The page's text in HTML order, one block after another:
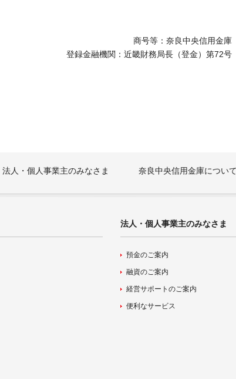
商号等：奈良中央信用金庫
登録金融機関：近畿財務局長（登金）第72号
法人・個人事業主のみなさま 奈良中央信用金庫について
法人・個人事業主のみなさま
預金のご案内
融資のご案内
経営サポートのご案内
便利なサービス